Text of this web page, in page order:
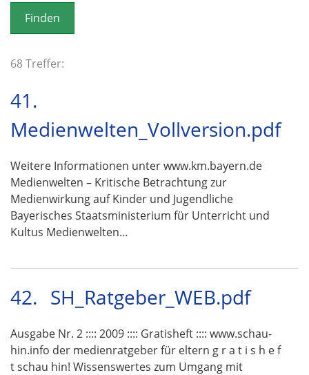
o
n
68 Treffer:
41.
Medienwelten_Vollversion.pdf
Weitere Informationen unter www.km.bayern.de
Medienwelten – Kritische Betrachtung zur
Medienwirkung auf Kinder und Jugendliche
Bayerisches Staatsministerium für Unterricht und
Kultus Medienwelten…
42. SH_Ratgeber_WEB.pdf
Ausgabe Nr. 2 :::: 2009 :::: Gratisheft :::: www.schau-
hin.info der medienratgeber für eltern g r a t i s h e f
t schau hin! Wissenswertes zum Umgang mit